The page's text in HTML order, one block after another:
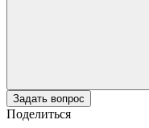
Задать вопрос
Поделиться